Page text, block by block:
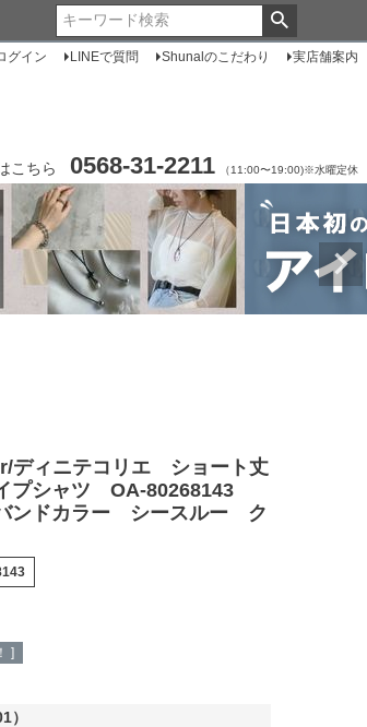
グイン LINEで質問 Shunalのこだわり 実店舗案内
こちら 0568-31-2211 （11:00〜19:00)※水曜定休
ディニテコリエ ショート丈
プシャツ OA-80268143
ンドカラー シースルー ク
]
）